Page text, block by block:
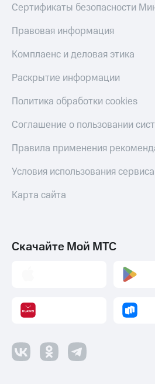
Сертификаты безопасности
Правовая информация
Комплаенс и деловая этика
Раскрытие информации
Политика обработки cookies
Соглашение о пользовании
Правила применения
Условия использования сервиса
Карта сайта
Скачайте Мой МТС